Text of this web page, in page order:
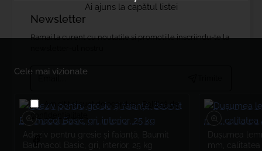
Newsletter
Ramai la curent cu noutatile si promotiile inscriindu-te la
Email....
Am citit şi sunt de acord cu Politică de
confidențialitate
Ai ajuns la capătul listei
Cele mai vizionate
Adeziv pentru gresie și faianță, Baumit
Baumacol Basic, gri, interior, 25 kg
Dușumea
mm,